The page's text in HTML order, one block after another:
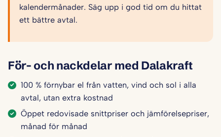
kalendermånader. Säg upp i god tid om du hittat
ett bättre avtal.
För- och nackdelar med Dalakraft
100 % förnybar el från vatten, vind och sol i alla
avtal, utan extra kostnad
Öppet redovisade snittpriser och jämförelsepriser,
månad för månad